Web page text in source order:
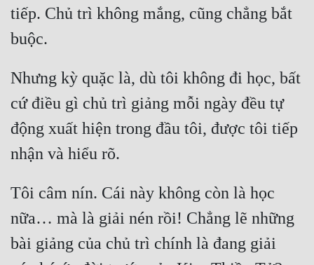
tiếp. Chủ trì không mắng, cũng chẳng bắt
Nhưng kỳ quặc là, dù tôi không đi học, bất
cứ điều gì chủ trì giảng mỗi ngày đều tự
động xuất hiện trong đầu tôi, được tôi tiếp
Tôi câm nín. Cái này không còn là học
nữa… mà là giải nén rồi! Chẳng lẽ những
bài giảng của chủ trì chính là đang giải